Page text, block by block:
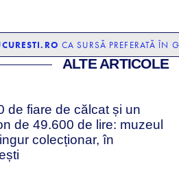
CA SURSĂ PREFERATĂ ÎN
ALTE ARTICOLE
de fiare de călcat și un
de 49.600 de lire: muzeul
colecționar, în